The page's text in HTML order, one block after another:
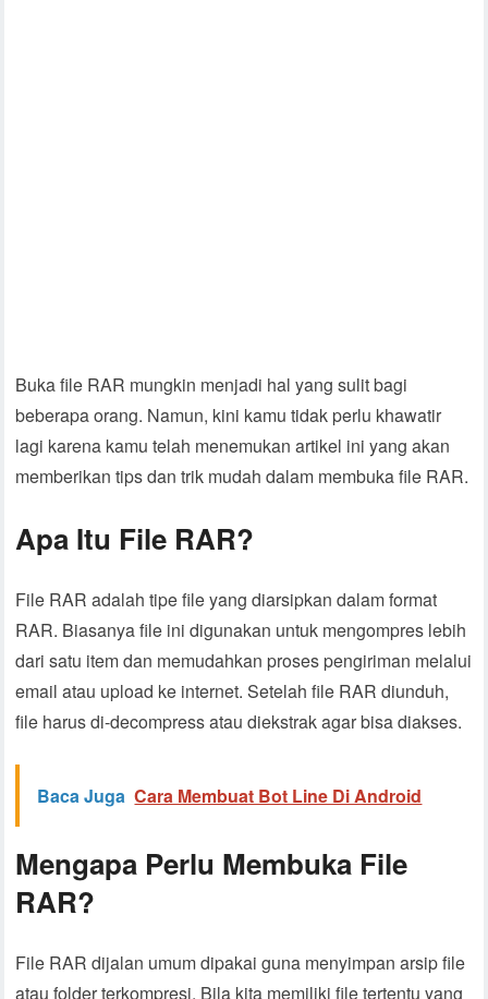
Buka file RAR mungkin menjadi hal yang sulit bagi
beberapa orang. Namun, kini kamu tidak perlu khawatir
lagi karena kamu telah menemukan artikel ini yang akan
memberikan tips dan trik mudah dalam membuka file RAR.
Apa Itu File RAR?
File RAR adalah tipe file yang diarsipkan dalam format
RAR. Biasanya file ini digunakan untuk mengompres lebih
dari satu item dan memudahkan proses pengiriman melalui
email atau upload ke internet. Setelah file RAR diunduh,
file harus di-decompress atau diekstrak agar bisa diakses.
Baca Juga Cara Membuat Bot Line Di Android
Mengapa Perlu Membuka File
RAR?
File RAR dijalan umum dipakai guna menyimpan arsip file
atau folder terkompresi. Bila kita memiliki file tertentu yang